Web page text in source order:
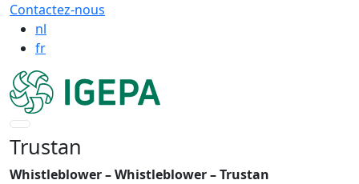
Contactez-nous
nl
fr
Trustan
Whistleblower – Whistleblower – Trustan